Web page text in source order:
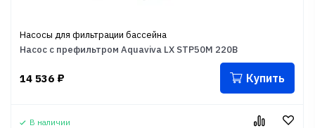
Насосы для фильтрации бассейна
Насос с префильтром Aquaviva LX STP50M 220В
14 536 ₽ Купить
В наличии